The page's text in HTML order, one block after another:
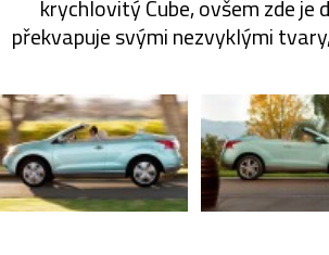
krychlovitý Cube, ovšem zde je
překvapuje svými nezvyklými